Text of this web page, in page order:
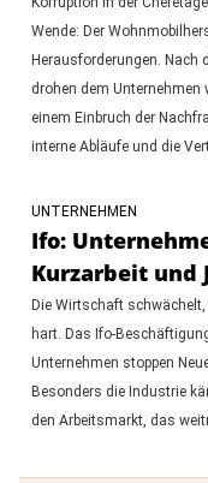
Wende: Der
Herausforderungen.
drohen dem Unternehmen
einem Einbruch der
interne Abläufe und die
UNTERNEHMEN
Ifo:
Kurzarbeit und
Die Wirtschaft
hart. Das Ifo-
Unternehmen stoppen
Besonders die Industrie
den Arbeitsmarkt, das